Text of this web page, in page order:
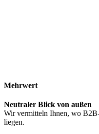
Mehrwert
Neutraler Blick von außen
Wir vermitteln Ihnen, wo
liegen.